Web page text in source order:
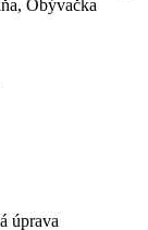
Obývačka
úprava